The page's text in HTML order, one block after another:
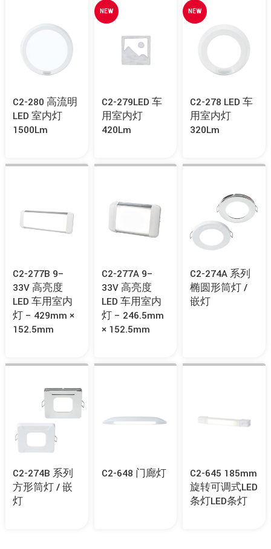
C2-280 高流明
LED 室内灯
1500Lm
NEW
C2-279LED 车
用室内灯
420Lm
NEW
C2-278 LED 车
用室内灯
320Lm
C2-277B 9–
33V 高亮度
LED 车用室内
灯 – 429mm ×
152.5mm
C2-277A 9–
33V 高亮度
LED 车用室内
灯 – 246.5mm
× 152.5mm
C2-274A 系列
椭圆形筒灯 /
嵌灯
C2-274B 系列
方形筒灯 / 嵌
灯
C2-648 门廊灯
C2-645 185mm
旋转可调式LED
条灯LED条灯